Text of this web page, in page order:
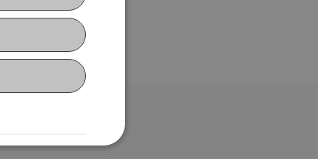
Verzeichnis